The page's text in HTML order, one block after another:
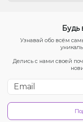
Будь
Узнавай обо всём
Делись с нами своей